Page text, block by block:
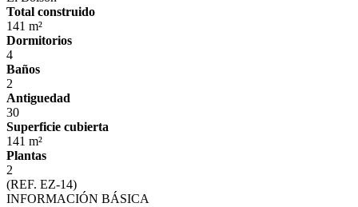
Total construido
141 m²
Dormitorios
4
Baños
2
Antiguedad
30
Superficie cubierta
141 m²
Plantas
2
(REF. EZ-14)
INFORMACIÓN BÁSICA